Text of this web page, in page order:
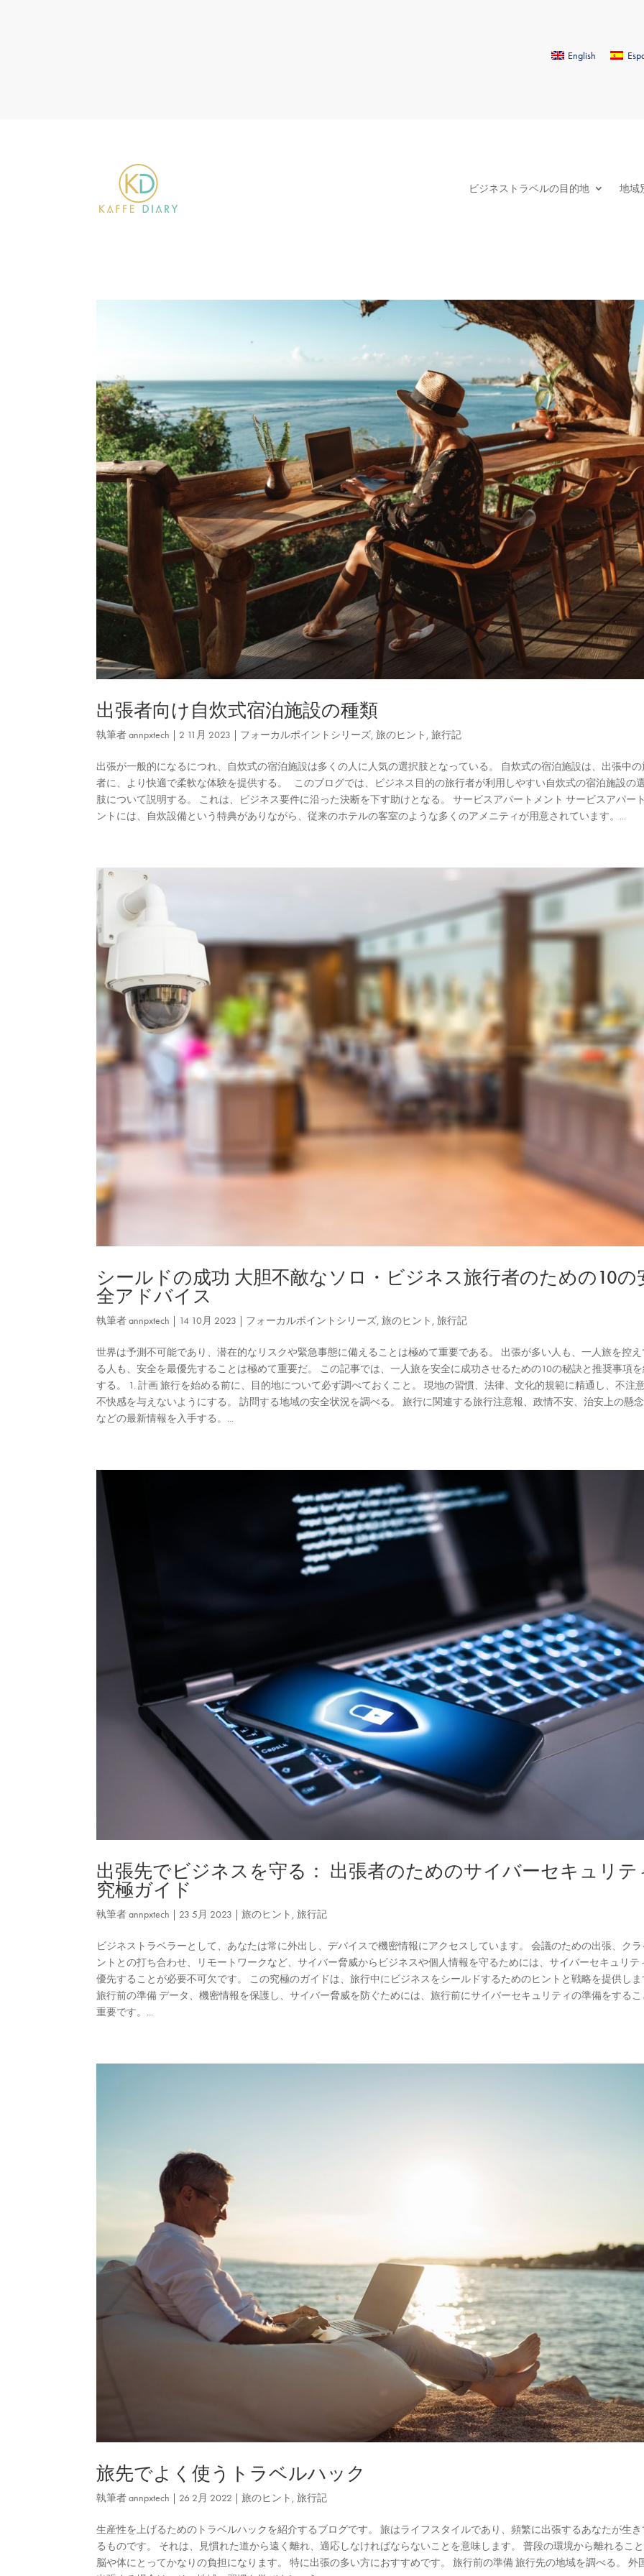
English
ビジネストラベルの目的地 地域
出張者向け自炊式宿泊施設の種類
執筆者annpxtech | 2 11月 2023 | フォーカルポイントシリーズ ,旅のヒント ,旅行記
出張が一般的になるにつれ、自炊式の宿泊施設は多くの人に人気の選択肢となっている。 自炊式の宿泊施設は、出張中
者に、より快適で柔軟な体験を提供する。 このブログでは、ビジネス目的の旅行者が利用しやすい自炊式の宿泊施設の
肢について説明する。 これは、ビジネス要件に沿った決断を下す助けとなる。 サービスアパートメント サービスアパー
ントには、自炊設備という特典がありながら、従来のホテルの客室のような多くのアメニティが用意されています。...
シールドの成功 大胆不敵なソロ・ビジネス旅行者のための10の
全アドバイス
執筆者annpxtech | 14 10月 2023 | フォーカルポイントシリーズ,旅のヒント ,旅行記
世界は予測不可能であり、潜在的なリスクや緊急事態に備えることは極めて重要である。 出張が多い人も、一人旅を控
る人も、安全を最優先することは極めて重要だ。 この記事では、一人旅を安全に成功させるための10の秘訣と推奨事項
する。 1. 計画 旅行を始める前に、目的地について必ず調べておくこと。 現地の習慣、法律、文化的規範に精通し、不注
不快感を与えないようにする。 訪問する地域の安全状況を調べる。 旅行に関連する旅行注意報、政情不安、治安上の懸
などの最新情報を入手する。...
出張先でビジネスを守る： 出張者のためのサイバーセキュリテ
究極ガイド
執筆者annpxtech | 23 5月 2023 |旅のヒント ,旅行記
ビジネストラベラーとして、あなたは常に外出し、デバイスで機密情報にアクセスしています。 会議のための出張、ク
ントとの打ち合わせ、リモートワークなど、サイバー脅威からビジネスや個人情報を守るためには、サイバーセキュリテ
優先することが必要不可欠です。 この究極のガイドは、旅行中にビジネスをシールドするためのヒントと戦略を提供し
旅行前の準備 データ、機密情報を保護し、サイバー脅威を防ぐためには、旅行前にサイバーセキュリティの準備をする
重要です。...
旅先でよく使うトラベルハック
執筆者annpxtech | 26 2月 2022 |旅のヒント ,旅行記
生産性を上げるためのトラベルハックを紹介するブログです。 旅はライフスタイルであり、頻繁に出張するあなたが生
るものです。 それは、見慣れた道から遠く離れ、適応しなければならないことを意味します。 普段の環境から離れるこ
脳や体にとってかなりの負担になります。 特に出張の多い方におすすめです。 旅行前の準備 旅行先の地域を調べる。 外